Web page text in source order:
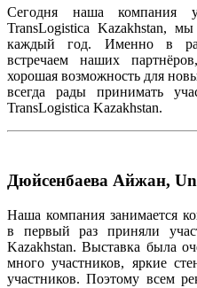
Сегодня наша компания
TransLogistica Kazakhstan,
каждый год. Именно в
встречаем наших
хорошая возможность для
всегда рады принимать
TransLogistica Kazakhstan.
Дюйсенбаева Айжан,
Наша компания занимается
в первый раз приняли
Kazakhstan. Выставка была
много участников, яркие
участников. Поэтому всем